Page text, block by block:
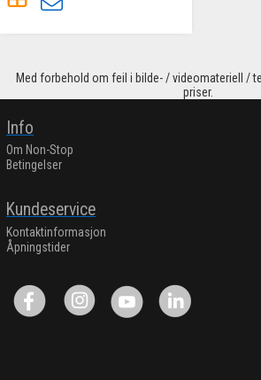
Med forbehold om feil i bilde- / videomateriell /
priser.
Info
Om Non-Stop
Betingelser
Kundeservice
Kontaktinformasjon
Åpningstider